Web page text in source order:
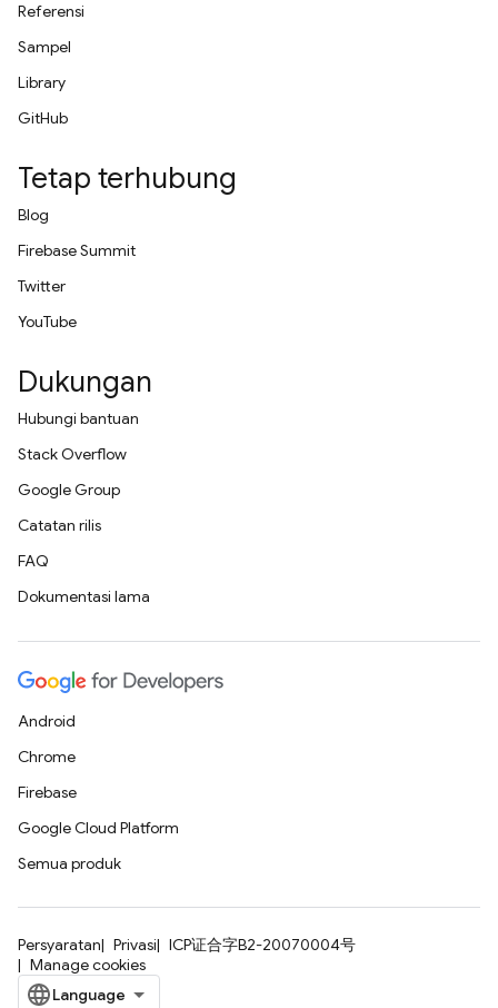
Referensi
Sampel
Library
GitHub
Tetap terhubung
Blog
Firebase Summit
Twitter
YouTube
Dukungan
Hubungi bantuan
Stack Overflow
Google Group
Catatan rilis
FAQ
Dokumentasi lama
Android
Chrome
Firebase
Google Cloud Platform
Semua produk
Persyaratan Privasi
ICP证合字B2-20070004号
Manage cookies